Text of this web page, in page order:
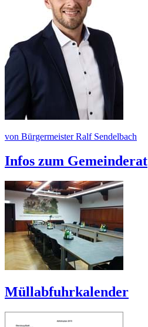
von Bürgermeister Ralf Sendelbach
Infos zum Gemeinderat
Müllabfuhrkalender